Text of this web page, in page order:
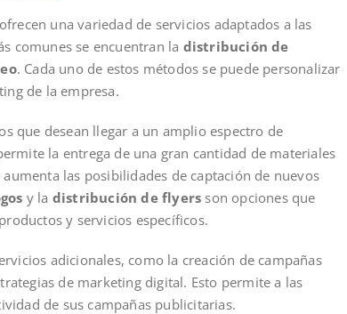
una variedad de servicios adaptados a las
comunes se encuentran la distribución de
. Cada uno de estos métodos se puede personalizar
de la empresa.
que desean llegar a un amplio espectro de
la entrega de una gran cantidad de materiales
las posibilidades de captación de nuevos
y la distribución de flyers son opciones que
y servicios específicos.
adicionales, como la creación de campañas
de marketing digital. Esto permite a las
de sus campañas publicitarias.